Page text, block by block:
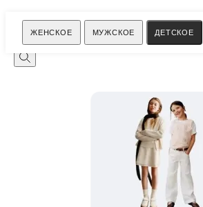
ЖЕНСКОЕ МУЖСКОЕ ДЕТСКОЕ
Поиск